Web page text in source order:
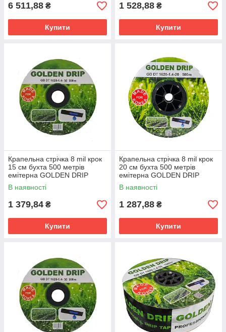
6 511,88 ₴
Купити
1 528,88 ₴
Купити
Крапельна стрічка 8 mil крок
15 см бухта 500 метрів
емітерна GOLDEN DRIP
В наявності
1 379,84 ₴
Купити
Крапельна стрічка 8 mil крок
20 см бухта 500 метрів
емітерна GOLDEN DRIP
В наявності
1 287,88 ₴
Купити